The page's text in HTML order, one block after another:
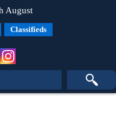
August
Classifieds